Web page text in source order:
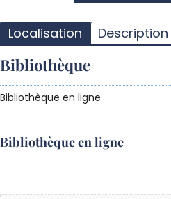
Localisation Description
Bibliothèque
Bibliothèque en ligne
Bibliothèque en ligne